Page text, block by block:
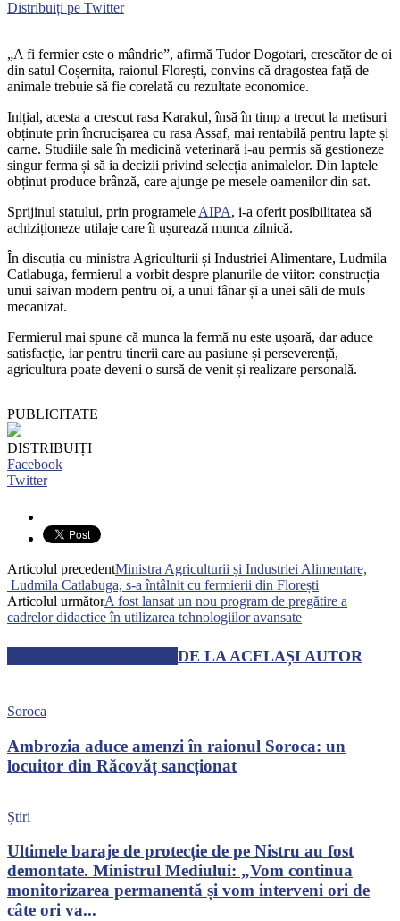
Distribuiți pe Twitter
„A fi fermier este o mândrie”, afirmă Tudor Dogotari, crescător de oi
din satul Coșernița, raionul Florești, convins că dragostea față de
animale trebuie să fie corelată cu rezultate economice.
Inițial, acesta a crescut rasa Karakul, însă în timp a trecut la metisuri
obținute prin încrucișarea cu rasa Assaf, mai rentabilă pentru lapte și
carne. Studiile sale în medicină veterinară i-au permis să gestioneze
singur ferma și să ia decizii privind selecția animalelor. Din laptele
obținut produce brânză, care ajunge pe mesele oamenilor din sat.
Sprijinul statului, prin programele AIPA, i-a oferit posibilitatea să
achiziționeze utilaje care îi ușurează munca zilnică.
În discuția cu ministra Agriculturii și Industriei Alimentare, Ludmila
Catlabuga, fermierul a vorbit despre planurile de viitor: construcția
unui saivan modern pentru oi, a unui fânar și a unei săli de muls
mecanizat.
Fermierul mai spune că munca la fermă nu este ușoară, dar aduce
satisfacție, iar pentru tinerii care au pasiune și perseverență,
agricultura poate deveni o sursă de venit și realizare personală.
PUBLICITATE
DISTRIBUIȚI
Facebook
Twitter
Articolul precedentMinistra Agriculturii și Industriei Alimentare,
Ludmila Catlabuga, s-a întâlnit cu fermierii din Florești
Articolul următorA fost lansat un nou program de pregătire a
cadrelor didactice în utilizarea tehnologiilor avansate
DE LA ACELAȘI AUTOR
Soroca
Ambrozia aduce amenzi în raionul Soroca: un
locuitor din Răcovăț sancționat
Știri
Ultimele baraje de protecție de pe Nistru au fost
demontate. Ministrul Mediului: „Vom continua
monitorizarea permanentă și vom interveni ori de
câte ori va...